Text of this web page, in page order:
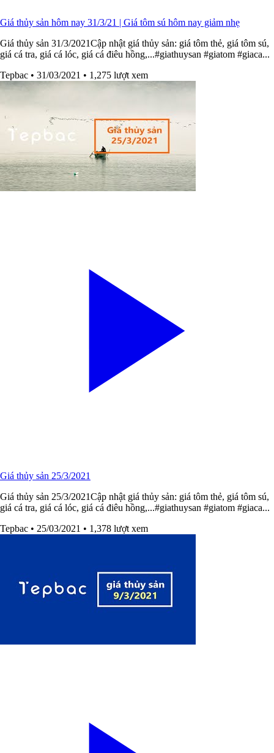
Giá thủy sản hôm nay 31/3/21 | Giá tôm sú hôm nay giảm nhẹ
Giá thủy sản 31/3/2021Cập nhật giá thủy sản: giá tôm thẻ, giá tôm sú,
giá cá tra, giá cá lóc, giá cá điêu hồng,...#giathuysan​​ #giatom​​ #giaca​...
Tepbac • 31/03/2021 • 1,275 lượt xem
Giá thủy sản 25/3/2021
Giá thủy sản 25/3/2021Cập nhật giá thủy sản: giá tôm thẻ, giá tôm sú,
giá cá tra, giá cá lóc, giá cá điêu hồng,...#giathuysan​​ #giatom​​ #giaca​...
Tepbac • 25/03/2021 • 1,378 lượt xem